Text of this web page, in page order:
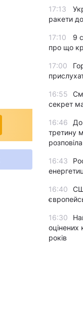
17:13
ракети
17:10
9
про що
17:00
16:55
секрет
16:46
До
третину
16:43
16:40
16:30
оцінених
років